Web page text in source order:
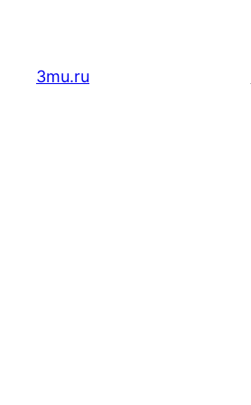
содержимому
3mu.ru